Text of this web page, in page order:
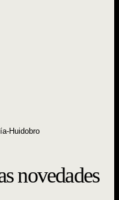
Huidobro
novedades